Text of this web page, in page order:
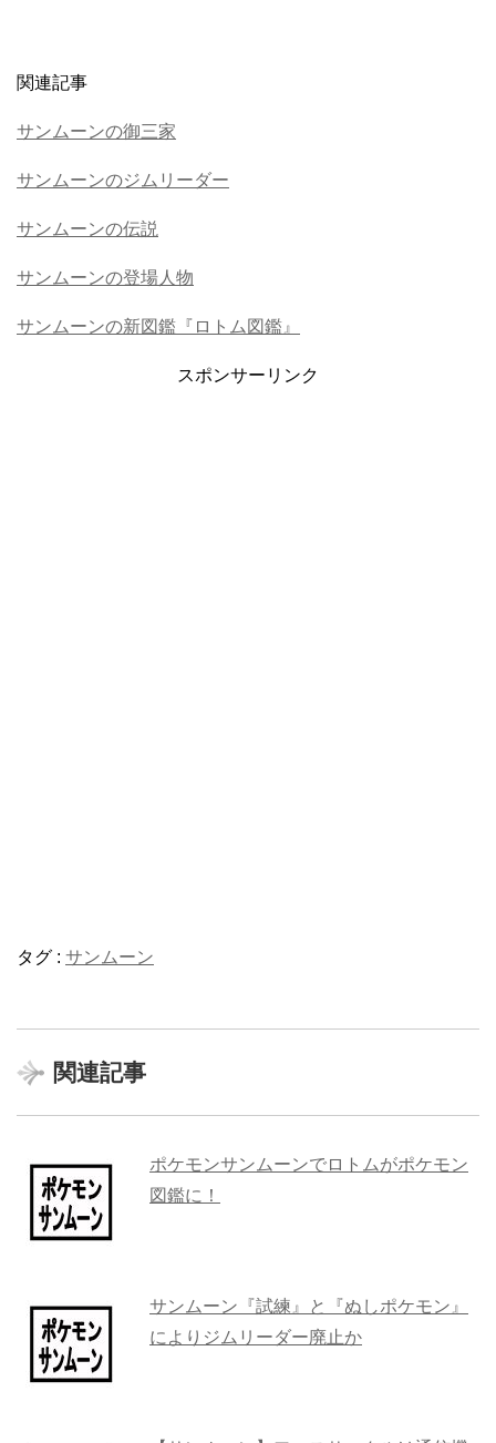
関連記事
サンムーンの御三家
サンムーンのジムリーダー
サンムーンの伝説
サンムーンの登場人物
サンムーンの新図鑑『ロトム図鑑』
スポンサーリンク
タグ : サンムーン
関連記事
ポケモンサンムーンでロトムがポケモン
図鑑に！
サンムーン『試練』と『ぬしポケモン』
によりジムリーダー廃止か